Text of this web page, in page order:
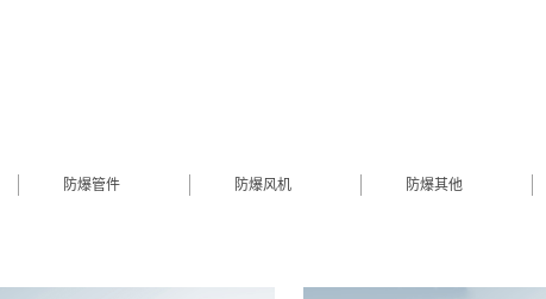
防爆管件 防爆风机 防爆其他